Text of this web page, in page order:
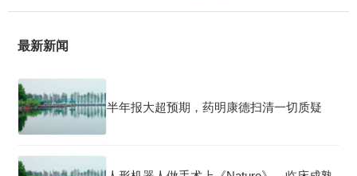
最新新闻
半年报大超预期，药明康德扫清一切质疑